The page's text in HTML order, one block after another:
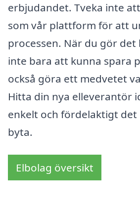
erbjudandet. Tveka inte
som vår plattform för att
processen. När du gör det
inte bara att kunna spara
också göra ett medvetet
Hitta din nya elleverantör
enkelt och fördelaktigt det
byta.
Elbolag översikt